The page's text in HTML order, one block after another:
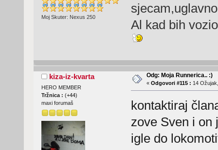
Moj Skuter: Nexus 250
Al kad bih
kiza-iz-kvarta
HERO MEMBER
Tržnica : (+44)
maxi forumaš
Odg: Moja Runnerica.. :)
« Odgovori #115 : 14
kontaktiraj
zove Sven i on
igle do